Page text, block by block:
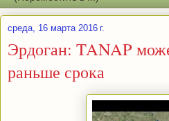
среда, 16 марта 2016 г.
Эрдоган: TANAP
раньше срока